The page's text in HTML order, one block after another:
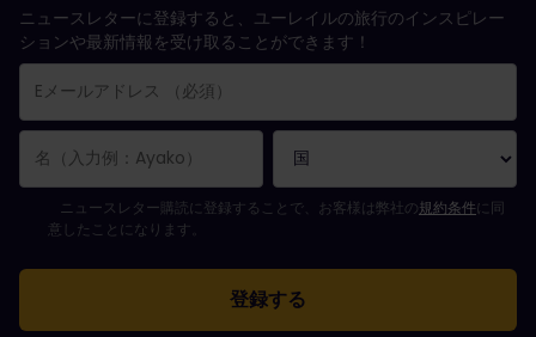
ニュースレターに登録すると、ユーレイルの旅行のインスピレー
ションや最新情報を受け取ることができます！
購読登録が完了しました。
Eメールアドレス欄は必須項目です。
Eメールアドレスが正しくありません。
ニュースレターの購読登録中にエラーが発生しました。後ほど、もう一度や
すでにこのニュースレターを購読されています！
ニュースレターを購読するには規約条件に同意してください。
ニュースレター購読に登録することで、お客様は弊社の規約条件に同
意したことになります。